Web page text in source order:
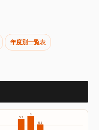
年度別一覧表
5.7
6
5.1